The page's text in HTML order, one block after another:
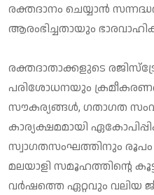
രക്തദാനം ചെയ്യാന്‍
ആരംഭിച്ചതായും
രക്തദാതാക്കളുടെ
പരിശോധനയും
സൗകര്യങ്ങള്‍, ഗതാഗത
കാര്യക്ഷമമായി
സ്വാഗതസംഘത്തിനും രൂപം
മലയാളി സമൂഹത്തിന്റെ
വര്‍ഷത്തെ ഏറ്റവും വലിയ